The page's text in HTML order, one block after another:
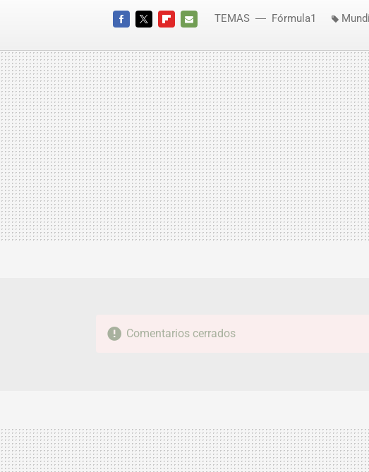
MAIL
TEMAS Fórmula1
Comentarios cerrados